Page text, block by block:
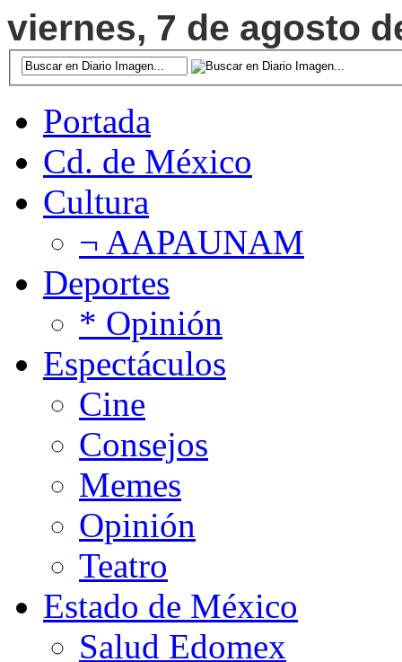
viernes, 7 de agosto
Portada
Cd. de México
Cultura
¬ AAPAUNAM
Deportes
* Opinión
Espectáculos
Cine
Consejos
Memes
Opinión
Teatro
Estado de México
Salud Edomex